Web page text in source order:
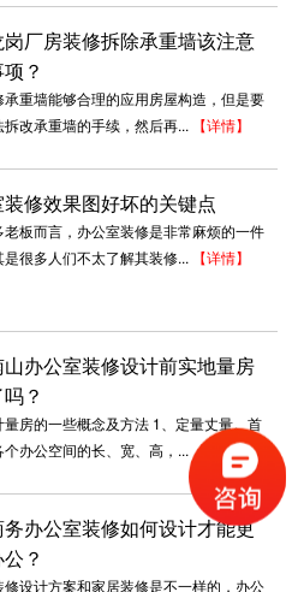
厂房装修拆除承重墙该注意
？
承重墙能够合理的应用房屋构造，但是要
拆改承重墙的手续，然后再... 【详情】
修效果图好坏的关键点
老板而言，办公室装修是非常麻烦的一件
是很多人们不太了解其装修... 【详情】
办公室装修设计前实地量房
？
量房的一些概念及方法 1、定量丈量。首
个办公空间的长、宽、高，... 【详情】
办公室装修如何设计才能更
？
修设计方案和家居装修是不一样的，办公
装修_精诚时代
利用以白色为基调，逐节而上、节奏
表现力。在每个层...
装修设计
公室装修
饰公司是一家专业承接深圳厂房装修
。我们有多年的深圳厂房...
装修
公室在进行装修的时候，有很多事情